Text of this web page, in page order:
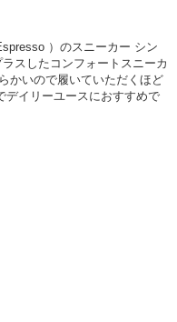
ー品番：12-5418
）のスニーカー シン
スしたコンフォートスニーカ
かいので履いていただくほど
デイリーユースにおすすめで